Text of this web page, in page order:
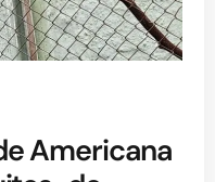
Americana